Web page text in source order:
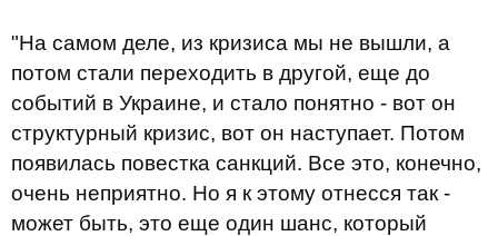
"На самом деле, из кризиса мы не вышли, а
потом стали переходить в другой, еще до
событий в Украине, и стало понятно - вот он
структурный кризис, вот он наступает. Потом
появилась повестка санкций. Все это, конечно,
очень неприятно. Но я к этому отнесся так -
может быть, это еще один шанс, который